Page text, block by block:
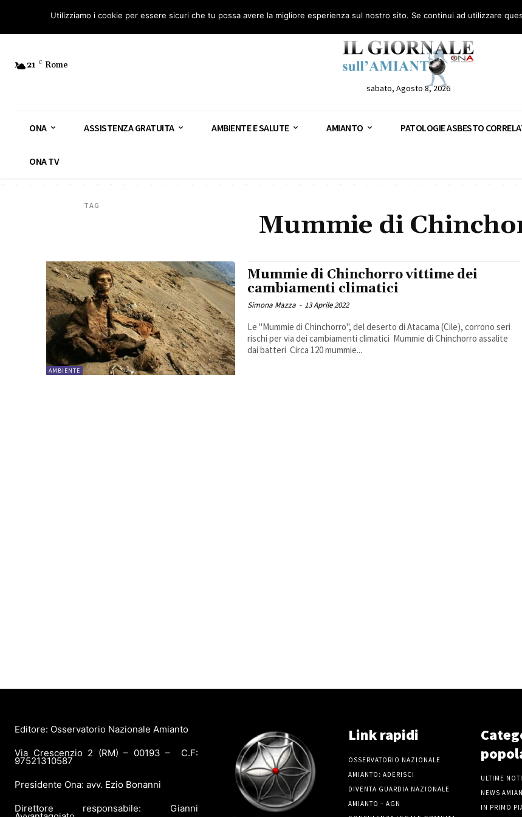
Osservatorio Nazionale Amianto: aderisci Diventa Guardia Nazionale Amianto – AGN Consulenza legale gratuita: civile, penale e lavoro Segnala
21 C Rome
sabato, Agosto 8, 2026
ONA ASSISTENZA GRATUITA AMBIENTE E SALUTE AMIANTO PATOLOGIE ASBESTO
ONA TV
TAG
Mummie di
AMBIENTE
Mummie di Chinchorro vittime dei
cambiamenti climatici
Simona Mazza - 13 Aprile 2022
Le "Mummie di Chinchorro", del deserto di Atacama (Cile), corrono seri
rischi per via dei cambiamenti climatici Mummie di Chinchorro assalite
dai batteri Circa 120 mummie...
Editore: Osservatorio Nazionale Amianto
Via Crescenzio 2 (RM) – 00193 – C.F:
97521310587
Presidente Ona: avv. Ezio Bonanni
Direttore responsabile: Gianni
Link rapidi
OSSERVATORIO NAZIONALE
AMIANTO: ADERISCI
DIVENTA GUARDIA NAZIONALE
AMIANTO – AGN
ULTIME
NEWS
IN PRIMO
Utilizziamo i cookie per essere sicuri che tu possa avere la migliore esperienza sul nostro sito. Se continui ad utilizzare